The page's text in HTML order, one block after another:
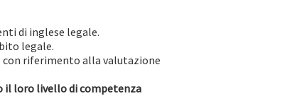
di inglese legale.
legale.
riferimento alla valutazione
il loro livello di competenza